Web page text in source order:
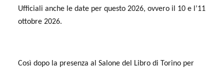
Ufficiali anche le date per questo 2026, ovvero il 10 e l’11
ottobre 2026.
Così dopo la presenza al Salone del Libro di Torino per